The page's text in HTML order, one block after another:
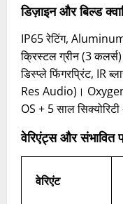
डिज़ाइन और बिल्ड
IP65 रेटिंग,
क्रिस्टल ग्रीन (3
डिस्प्ले फिंगरप्रिंट, IR
Res Audio)।
OS + 5 साल
वेरिएंट्स और संभावित
वेरिएंट